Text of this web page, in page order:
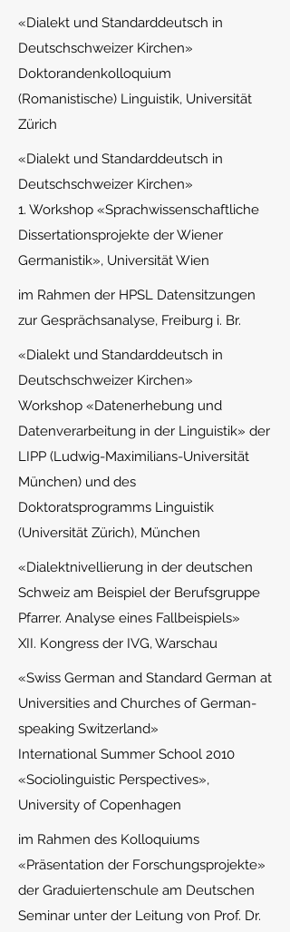
«Dialekt und Standarddeutsch in
Deutschschweizer Kirchen»
Doktorandenkolloquium
(Romanistische) Linguistik, Universität
Zürich
«Dialekt und Standarddeutsch in
Deutschschweizer Kirchen»
1. Workshop «Sprachwissenschaftliche
Dissertationsprojekte der Wiener
Germanistik», Universität Wien
im Rahmen der HPSL Datensitzungen
zur Gesprächsanalyse, Freiburg i. Br.
«Dialekt und Standarddeutsch in
Deutschschweizer Kirchen»
Workshop «Datenerhebung und
Datenverarbeitung in der Linguistik» der
LIPP (Ludwig-Maximilians-Universität
München) und des
Doktoratsprogramms Linguistik
(Universität Zürich), München
«Dialektnivellierung in der deutschen
Schweiz am Beispiel der Berufsgruppe
Pfarrer. Analyse eines Fallbeispiels»
XII. Kongress der IVG, Warschau
«Swiss German and Standard German at
Universities and Churches of German-
speaking Switzerland»
International Summer School 2010
«Sociolinguistic Perspectives»,
University of Copenhagen
im Rahmen des Kolloquiums
«Präsentation der Forschungsprojekte»
der Graduiertenschule am Deutschen
Seminar unter der Leitung von Prof. Dr.